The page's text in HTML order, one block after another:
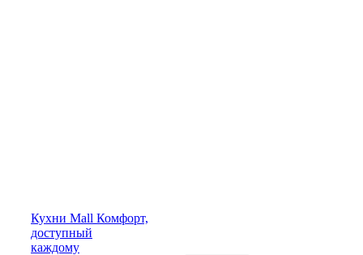
Кухни Mall Комфорт,
доступный
каждому